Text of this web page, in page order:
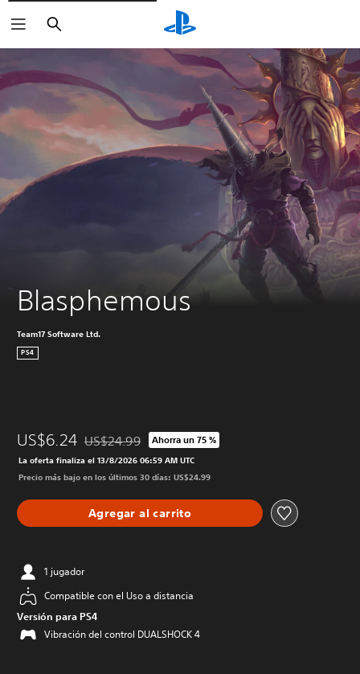
Buscar
Blasphemous
Team17 Software Ltd.
PS4
US$6.24 Rebajado del precio original de US$24.99
US$24.99 Ahorra un 75 %
La oferta finaliza el 13/8/2026 06:59 AM UTC
Precio más bajo en los últimos 30 días: US$24.99
Agregar al carrito
1 jugador
Compatible con el Uso a distancia
Versión para PS4
Vibración del control DUALSHOCK 4